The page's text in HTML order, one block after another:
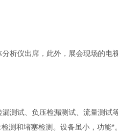
析仪出席，此外，展会现场的电
测试、负压检漏测试、流量测试
测和堵塞检测。设备虽小，功能*。